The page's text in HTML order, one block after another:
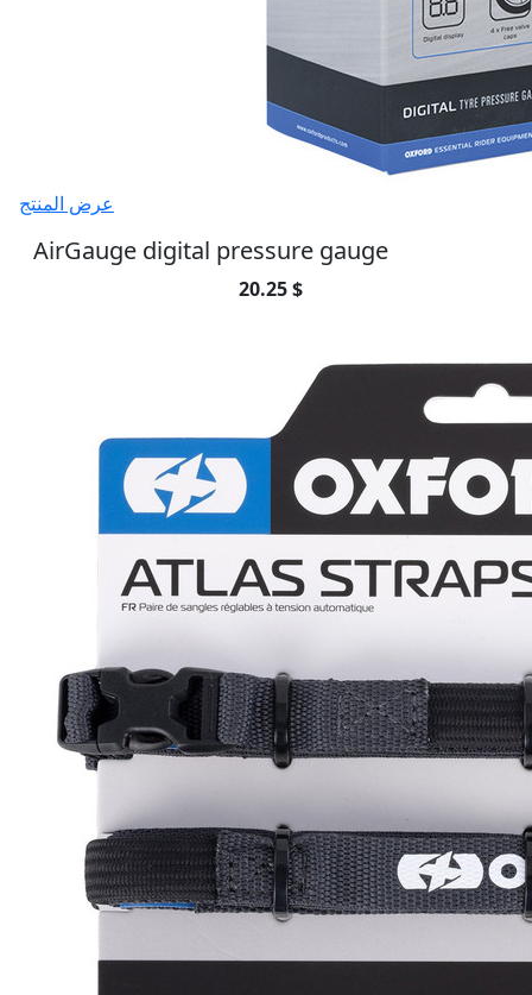
عرض المنتج
AirGauge digital pressure gauge
20.25 $